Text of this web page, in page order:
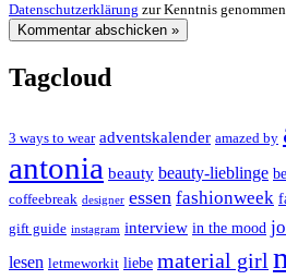
Datenschutzerklärung zur Kenntnis
Tagcloud
3 ways to wear adventskalender amazed by
antonia beauty beauty-lieblinge
coffeebreak designer essen fashionweek
gift guide instagram interview in the mood
lesen letmeworkit liebe material girl